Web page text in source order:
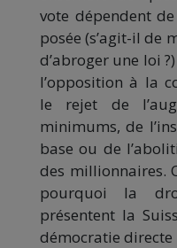
vote dépendent
posée (s’agit-il de
d’abroger une loi
l’opposition à la
le rejet de
minimums, de
base ou de
des millionnaires.
pourquoi la
présentent la
démocratie directe